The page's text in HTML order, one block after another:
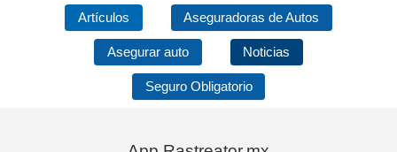
Artículos Aseguradoras de Autos
Asegurar auto Noticias
Seguro Obligatorio